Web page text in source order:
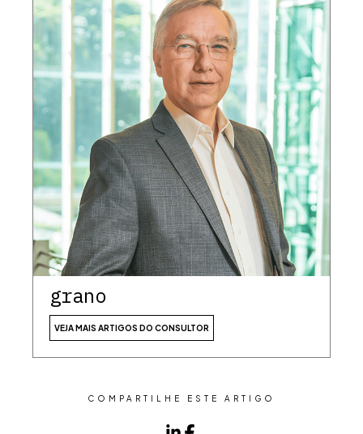
grano
VEJA MAIS ARTIGOS DO CONSULTOR
COMPARTILHE ESTE ARTIGO